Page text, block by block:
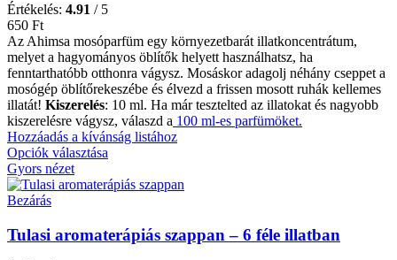
Értékelés: 4.91 / 5
650 Ft
Az Ahimsa mosóparfüm egy környezetbarát illatkoncentrátum,
melyet a hagyományos öblítők helyett használhatsz, ha
fenntarthatóbb otthonra vágysz. Mosáskor adagolj néhány cseppet a
mosógép öblítőrekeszébe és élvezd a frissen mosott ruhák kellemes
illatát! Kiszerelés: 10 ml. Ha már tesztelted az illatokat és nagyobb
kiszerelésre vágysz, válaszd a 100 ml-es parfümöket.
Hozzáadás a kívánság listához
Opciók választása
Gyors nézet
Bezárás
Tulasi aromaterápiás szappan – 6 féle illatban